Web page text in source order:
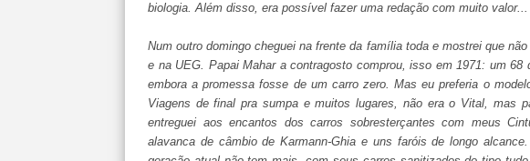
biologia. Além disso, era possível fazer uma redação com muito valor...
Num outro domingo cheguei na frente da família toda e mostrei que
e na UEG. Papai Mahar a contragosto comprou, isso em 1971: um 68
embora a promessa fosse de um carro zero. Mas eu preferia o
Viagens de final pra sumpa e muitos lugares, não era o Vital, mas
entreguei aos encantos dos carros sobresterçantes com meus
alavanca de câmbio de Karmann-Ghia e uns faróis de longo